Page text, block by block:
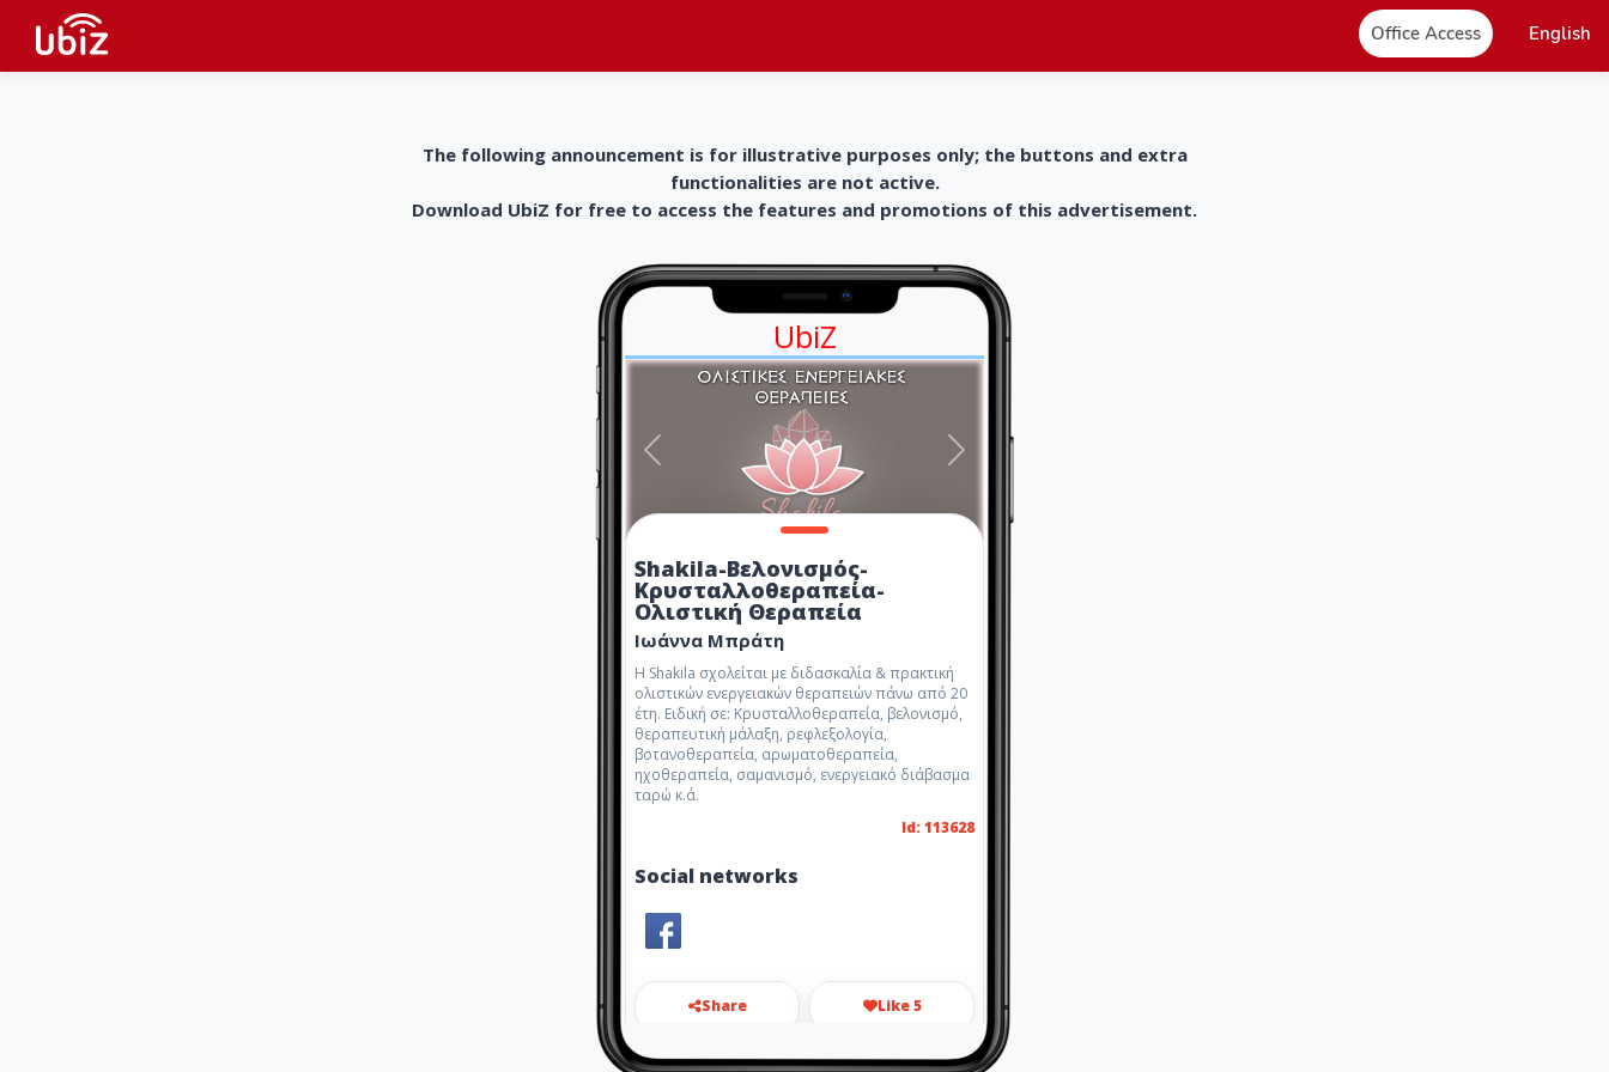
Office Access English
The following announcement is for illustrative purposes only; the buttons and extra
functionalities are not active.
Download UbiZ for free to access the features and promotions of this advertisement.
UbiZ
Shakila-Βελονισμός-
Κρυσταλλοθεραπεία-
Ολιστική Θεραπεία
Ιωάννα Μπράτη
Η Shakila σχολείται με διδασκαλία & πρακτική
ολιστικών ενεργειακών θεραπειών πάνω από 20
έτη. Ειδική σε: Κρυσταλλοθεραπεία, βελονισμό,
θεραπευτική μάλαξη, ρεφλεξολογία,
βοτανοθεραπεία, αρωματοθεραπεία,
ηχοθεραπεία, σαμανισμό, ενεργειακό διάβασμα
ταρώ κ.ά.
Id: 113628
Social networks
Share Like 5